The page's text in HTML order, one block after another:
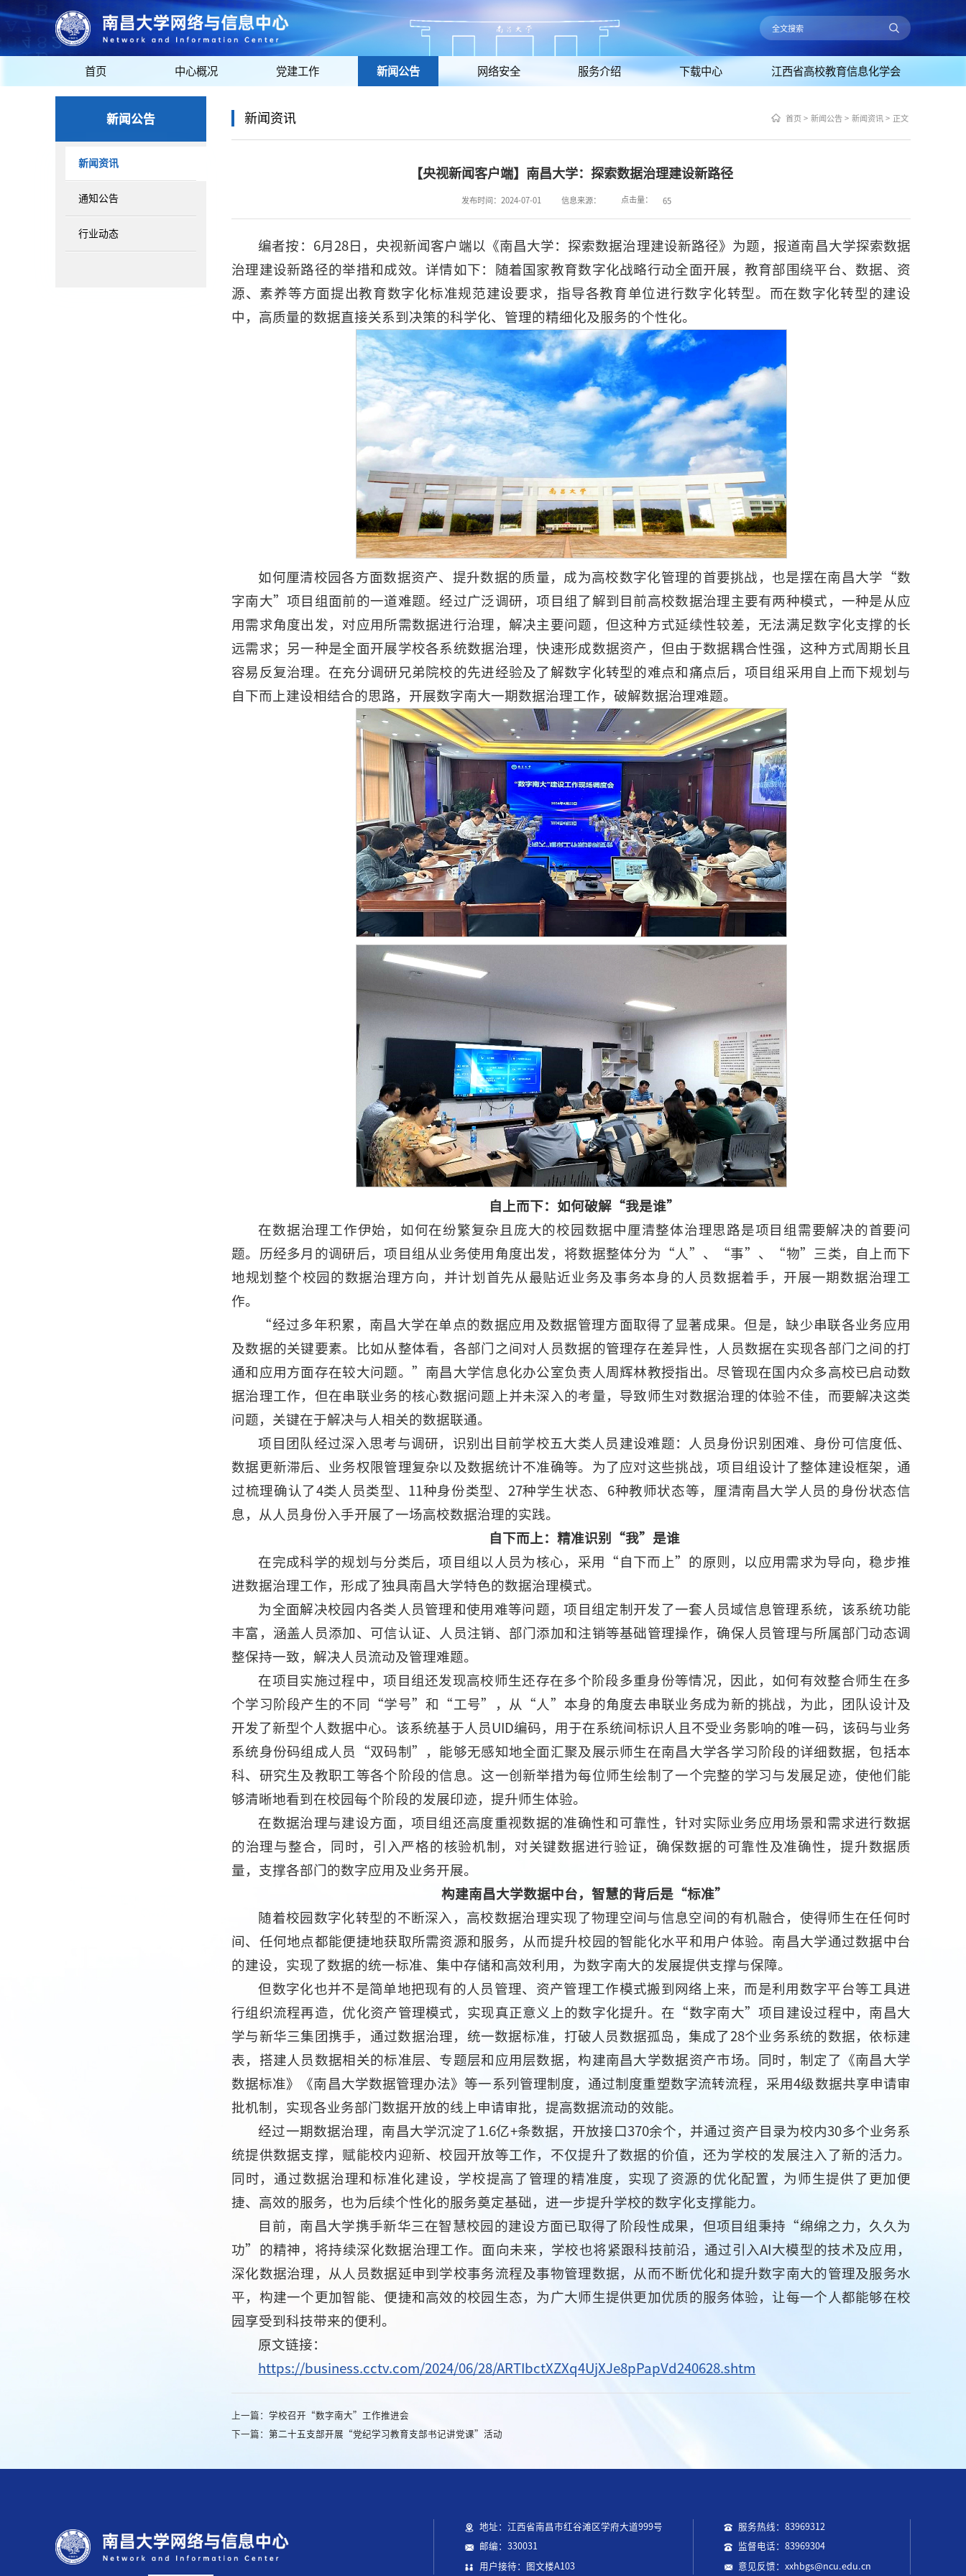
首页 中心概况 党建工作 新闻公告 网络安全 服务介绍 下载中心 江西省高校教育信息化学会
新闻公告
新闻资讯
通知公告
行业动态
新闻资讯 首页 > 新闻公告 > 新闻资讯 > 正文
【央视新闻客户端】南昌大学：探索数据治理建设新路径
发布时间：2024-07-01 信息来源： 点击量： 65
编者按：6月28日，央视新闻客户端以《南昌大学：探索数据治理建设新路径》为题，报道南昌大学探索数据
治理建设新路径的举措和成效。详情如下：随着国家教育数字化战略行动全面开展，教育部围绕平台、数据、资
源、素养等方面提出教育数字化标准规范建设要求，指导各教育单位进行数字化转型。而在数字化转型的建设
中，高质量的数据直接关系到决策的科学化、管理的精细化及服务的个性化。
如何厘清校园各方面数据资产、提升数据的质量，成为高校数字化管理的首要挑战，也是摆在南昌大学“数
字南大”项目组面前的一道难题。经过广泛调研，项目组了解到目前高校数据治理主要有两种模式，一种是从应
用需求角度出发，对应用所需数据进行治理，解决主要问题，但这种方式延续性较差，无法满足数字化支撑的长
远需求；另一种是全面开展学校各系统数据治理，快速形成数据资产，但由于数据耦合性强，这种方式周期长且
容易反复治理。在充分调研兄弟院校的先进经验及了解数字化转型的难点和痛点后，项目组采用自上而下规划与
自下而上建设相结合的思路，开展数字南大一期数据治理工作，破解数据治理难题。
自上而下：如何破解“我是谁”
在数据治理工作伊始，如何在纷繁复杂且庞大的校园数据中厘清整体治理思路是项目组需要解决的首要问
题。历经多月的调研后，项目组从业务使用角度出发，将数据整体分为“人”、“事”、“物”三类，自上而下
地规划整个校园的数据治理方向，并计划首先从最贴近业务及事务本身的人员数据着手，开展一期数据治理工
作。
“经过多年积累，南昌大学在单点的数据应用及数据管理方面取得了显著成果。但是，缺少串联各业务应用
及数据的关键要素。比如从整体看，各部门之间对人员数据的管理存在差异性，人员数据在实现各部门之间的打
通和应用方面存在较大问题。”南昌大学信息化办公室负责人周辉林教授指出。尽管现在国内众多高校已启动数
据治理工作，但在串联业务的核心数据问题上并未深入的考量，导致师生对数据治理的体验不佳，而要解决这类
问题，关键在于解决与人相关的数据联通。
项目团队经过深入思考与调研，识别出目前学校五大类人员建设难题：人员身份识别困难、身份可信度低、
数据更新滞后、业务权限管理复杂以及数据统计不准确等。为了应对这些挑战，项目组设计了整体建设框架，通
过梳理确认了4类人员类型、11种身份类型、27种学生状态、6种教师状态等，厘清南昌大学人员的身份状态信
息，从人员身份入手开展了一场高校数据治理的实践。
自下而上：精准识别“我”是谁
在完成科学的规划与分类后，项目组以人员为核心，采用“自下而上”的原则，以应用需求为导向，稳步推
进数据治理工作，形成了独具南昌大学特色的数据治理模式。
为全面解决校园内各类人员管理和使用难等问题，项目组定制开发了一套人员域信息管理系统，该系统功能
丰富，涵盖人员添加、可信认证、人员注销、部门添加和注销等基础管理操作，确保人员管理与所属部门动态调
整保持一致，解决人员流动及管理难题。
在项目实施过程中，项目组还发现高校师生还存在多个阶段多重身份等情况，因此，如何有效整合师生在多
个学习阶段产生的不同“学号”和“工号”，从“人”本身的角度去串联业务成为新的挑战，为此，团队设计及
开发了新型个人数据中心。该系统基于人员UID编码，用于在系统间标识人且不受业务影响的唯一码，该码与业务
系统身份码组成人员“双码制”，能够无感知地全面汇聚及展示师生在南昌大学各学习阶段的详细数据，包括本
科、研究生及教职工等各个阶段的信息。这一创新举措为每位师生绘制了一个完整的学习与发展足迹，使他们能
够清晰地看到在校园每个阶段的发展印迹，提升师生体验。
在数据治理与建设方面，项目组还高度重视数据的准确性和可靠性，针对实际业务应用场景和需求进行数据
的治理与整合，同时，引入严格的核验机制，对关键数据进行验证，确保数据的可靠性及准确性，提升数据质
量，支撑各部门的数字应用及业务开展。
构建南昌大学数据中台，智慧的背后是“标准”
随着校园数字化转型的不断深入，高校数据治理实现了物理空间与信息空间的有机融合，使得师生在任何时
间、任何地点都能便捷地获取所需资源和服务，从而提升校园的智能化水平和用户体验。南昌大学通过数据中台
的建设，实现了数据的统一标准、集中存储和高效利用，为数字南大的发展提供支撑与保障。
但数字化也并不是简单地把现有的人员管理、资产管理工作模式搬到网络上来，而是利用数字平台等工具进
行组织流程再造，优化资产管理模式，实现真正意义上的数字化提升。在“数字南大”项目建设过程中，南昌大
学与新华三集团携手，通过数据治理，统一数据标准，打破人员数据孤岛，集成了28个业务系统的数据，依标建
表，搭建人员数据相关的标准层、专题层和应用层数据，构建南昌大学数据资产市场。同时，制定了《南昌大学
数据标准》《南昌大学数据管理办法》等一系列管理制度，通过制度重塑数字流转流程，采用4级数据共享申请审
批机制，实现各业务部门数据开放的线上申请审批，提高数据流动的效能。
经过一期数据治理，南昌大学沉淀了1.6亿+条数据，开放接口370余个，并通过资产目录为校内30多个业务系
统提供数据支撑，赋能校内迎新、校园开放等工作，不仅提升了数据的价值，还为学校的发展注入了新的活力。
同时，通过数据治理和标准化建设，学校提高了管理的精准度，实现了资源的优化配置，为师生提供了更加便
捷、高效的服务，也为后续个性化的服务奠定基础，进一步提升学校的数字化支撑能力。
目前，南昌大学携手新华三在智慧校园的建设方面已取得了阶段性成果，但项目组秉持“绵绵之力，久久为
功”的精神，将持续深化数据治理工作。面向未来，学校也将紧跟科技前沿，通过引入AI大模型的技术及应用，
深化数据治理，从人员数据延申到学校事务流程及事物管理数据，从而不断优化和提升数字南大的管理及服务水
平，构建一个更加智能、便捷和高效的校园生态，为广大师生提供更加优质的服务体验，让每一个人都能够在校
园享受到科技带来的便利。
原文链接：
https://business.cctv.com/2024/06/28/ARTIbctXZXq4UjXJe8pPapVd240628.shtm
上一篇： 学校召开“数字南大”工作推进会
下一篇： 第二十五支部开展“党纪学习教育支部书记讲党课”活动
地址：江西省南昌市红谷滩区学府大道999号
邮编：330031
用户接待：图文楼A103
服务热线：83969312
监督电话：83969304
意见反馈：xxhbgs@ncu.edu.cn